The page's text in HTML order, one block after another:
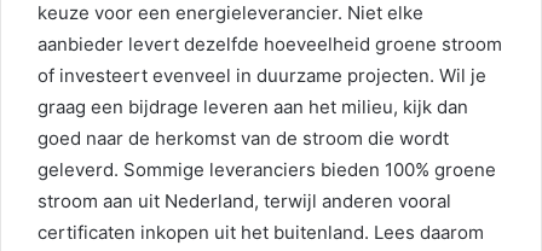
keuze voor een energieleverancier. Niet elke
aanbieder levert dezelfde hoeveelheid groene stroom
of investeert evenveel in duurzame projecten. Wil je
graag een bijdrage leveren aan het milieu, kijk dan
goed naar de herkomst van de stroom die wordt
geleverd. Sommige leveranciers bieden 100% groene
stroom aan uit Nederland, terwijl anderen vooral
certificaten inkopen uit het buitenland. Lees daarom